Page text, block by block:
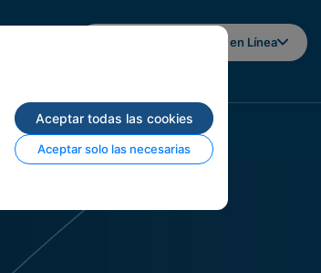
Iniciar sesión en Banca en Línea
Aceptar todas las cookies
Aceptar solo las necesarias